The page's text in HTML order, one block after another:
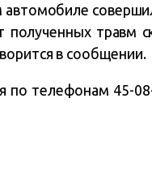
травм
в сообщении.
по телефонам 45-